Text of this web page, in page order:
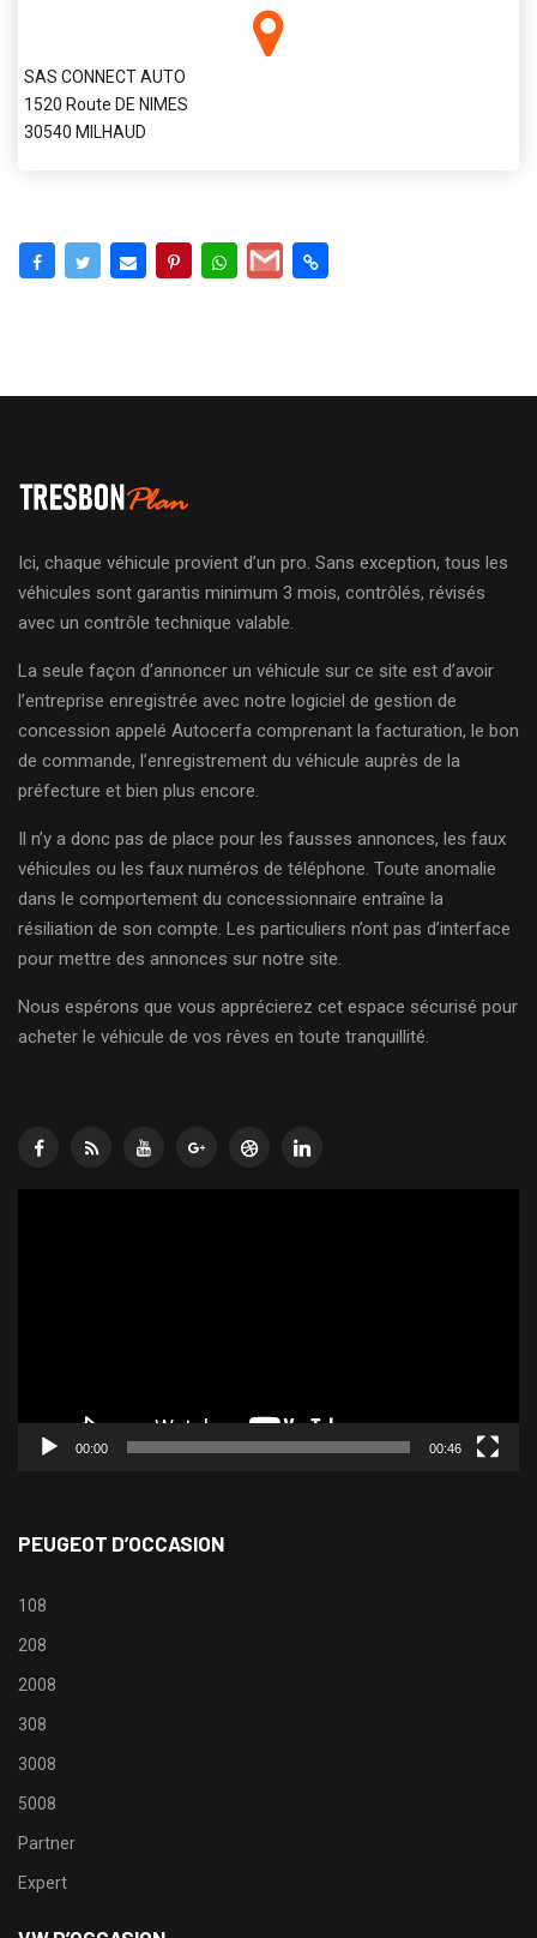
SAS CONNECT AUTO
1520 Route DE NIMES
30540 MILHAUD
Ici, chaque véhicule provient d’un pro. Sans exception, tous les
véhicules sont garantis minimum 3 mois, contrôlés, révisés
avec un contrôle technique valable.
La seule façon d’annoncer un véhicule sur ce site est d’avoir
l’entreprise enregistrée avec notre logiciel de gestion de
concession appelé Autocerfa comprenant la facturation, le bon
de commande, l’enregistrement du véhicule auprès de la
préfecture et bien plus encore.
Il n’y a donc pas de place pour les fausses annonces, les faux
véhicules ou les faux numéros de téléphone. Toute anomalie
dans le comportement du concessionnaire entraîne la
résiliation de son compte. Les particuliers n’ont pas d’interface
pour mettre des annonces sur notre site.
Nous espérons que vous apprécierez cet espace sécurisé pour
acheter le véhicule de vos rêves en toute tranquillité.
00:00 00:46
PEUGEOT D’OCCASION
108
208
2008
308
3008
5008
Partner
Expert